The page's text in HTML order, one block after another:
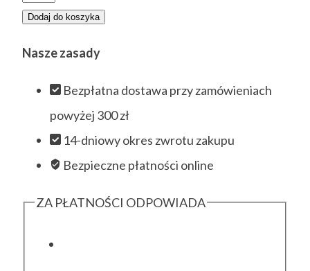
Naklejki
24
słodziaki
Dodaj do koszyka
Nasze zasady
Bezpłatna dostawa przy zamówieniach
powyżej 300 zł
14-dniowy okres zwrotu zakupu
Bezpieczne płatności online
ZA PŁATNOŚCI ODPOWIADA